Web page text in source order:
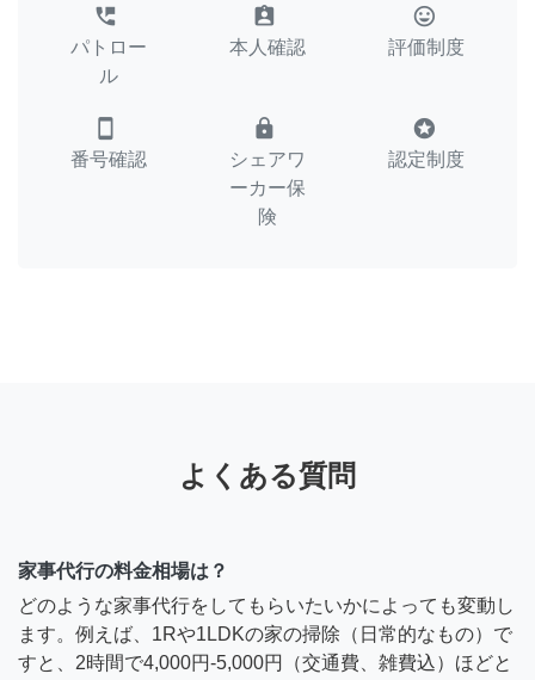
perm_phone_msg
パトロー
ル
assignment_ind
本人確認
tag_faces
評価制度
smartphone
番号確認
lock
シェアワ
ーカー保
険
stars
認定制度
よくある質問
家事代行の料金相場は？
どのような家事代行をしてもらいたいかによっても変動し
ます。例えば、1Rや1LDKの家の掃除（日常的なもの）で
すと、2時間で4,000円-5,000円（交通費、雑費込）ほどと